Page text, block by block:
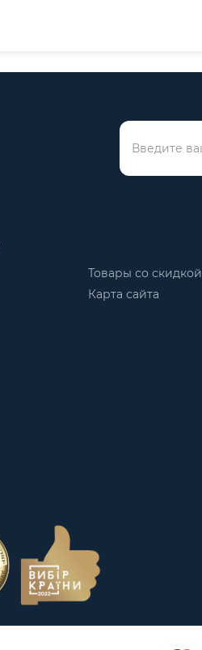
Товары со скидкой
Карта сайта